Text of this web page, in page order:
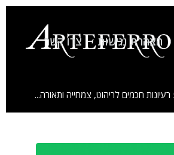
הצהרת נגישות צרו קשר